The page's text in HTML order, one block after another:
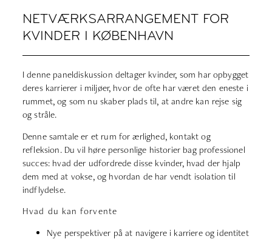
NETVÆRKSARRANGEMENT FOR
KVINDER I KØBENHAVN
I denne paneldiskussion deltager kvinder, som har opbygget
deres karrierer i miljøer, hvor de ofte har været den eneste i
rummet, og som nu skaber plads til, at andre kan rejse sig
og stråle.
Denne samtale er et rum for ærlighed, kontakt og
refleksion. Du vil høre personlige historier bag professionel
succes: hvad der udfordrede disse kvinder, hvad der hjalp
dem med at vokse, og hvordan de har vendt isolation til
indflydelse.
Hvad du kan forvente
Nye perspektiver på at navigere i karriere og identitet